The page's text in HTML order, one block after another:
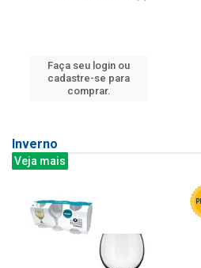
Faça seu login ou
cadastre-se para
comprar.
Inverno
Veja mais